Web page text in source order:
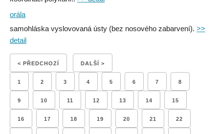
orála
samohláska vyslovovaná ústy (bez nosového zabarvení). >>
detail
< PŘEDCHOZÍ DALŠÍ >
1 2 3 4 5 6 7 8
9 10 11 12 13 14 15
16 17 18 19 20 21 22